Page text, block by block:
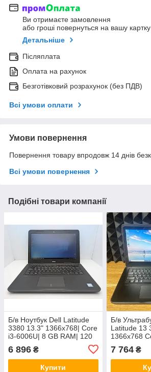
Ви отримаєте замовлення
або гроші повернуться на вашу картку
Детальніше
Післяплата
Оплата на рахунок
Безготівковий розрахунок (без ПДВ)
Всі умови оплати
Умови повернення
Повернення товару впродовж 14 днів
Всі умови повернення
Подібні товари компанії
Б/в Ноутбук Dell Latitude
3380 13.3" 1366x768| Core
i3-6006U| 8 GB RAM| 120
6 896 ₴
Купити
Б/в
Latitude 13
1366x768
Core i3-
128 GB
7 764₴